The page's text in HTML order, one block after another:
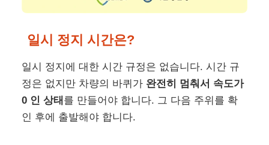
일시 정지 시간은?
일시 정지에 대한 시간 규정은 없습니다. 시간 규
정은 없지만 차량의 바퀴가 완전히 멈춰서 속도가
0 인 상태 를 만들어야 합니다. 그 다음 주위를 확
인 후에 출발해야 합니다.